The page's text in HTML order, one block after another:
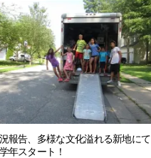
報告、多様な文化溢れる新地にて
年スタート！